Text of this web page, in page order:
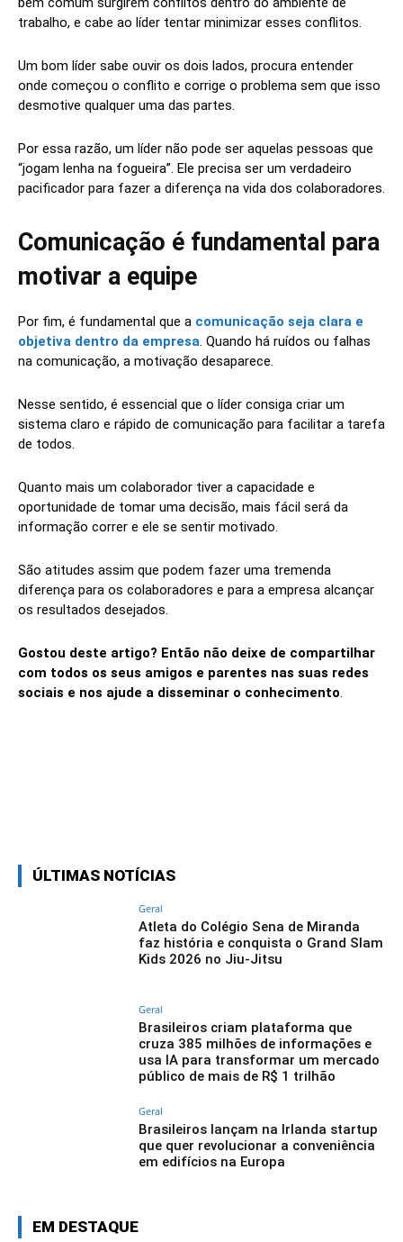
trabalho, e cabe ao líder tentar minimizar esses conflitos.
Um bom líder sabe ouvir os dois lados, procura entender
onde começou o conflito e corrige o problema sem que isso
desmotive qualquer uma das partes.
Por essa razão, um líder não pode ser aquelas pessoas que
“jogam lenha na fogueira”. Ele precisa ser um verdadeiro
pacificador para fazer a diferença na vida dos colaboradores.
Comunicação é fundamental para
motivar a equipe
Por fim, é fundamental que a comunicação seja clara e
objetiva dentro da empresa. Quando há ruídos ou falhas
na comunicação, a motivação desaparece.
Nesse sentido, é essencial que o líder consiga criar um
sistema claro e rápido de comunicação para facilitar a tarefa
de todos.
Quanto mais um colaborador tiver a capacidade e
oportunidade de tomar uma decisão, mais fácil será da
informação correr e ele se sentir motivado.
São atitudes assim que podem fazer uma tremenda
diferença para os colaboradores e para a empresa alcançar
os resultados desejados.
Gostou deste artigo? Então não deixe de compartilhar
com todos os seus amigos e parentes nas suas redes
sociais e nos ajude a disseminar o conhecimento.
ÚLTIMAS NOTÍCIAS
Geral
Atleta do Colégio Sena de Miranda
faz história e conquista o Grand Slam
Kids 2026 no Jiu-Jitsu
Geral
Brasileiros criam plataforma que
cruza 385 milhões de informações e
usa IA para transformar um mercado
público de mais de R$ 1 trilhão
Geral
Brasileiros lançam na Irlanda startup
que quer revolucionar a conveniência
em edifícios na Europa
EM DESTAQUE